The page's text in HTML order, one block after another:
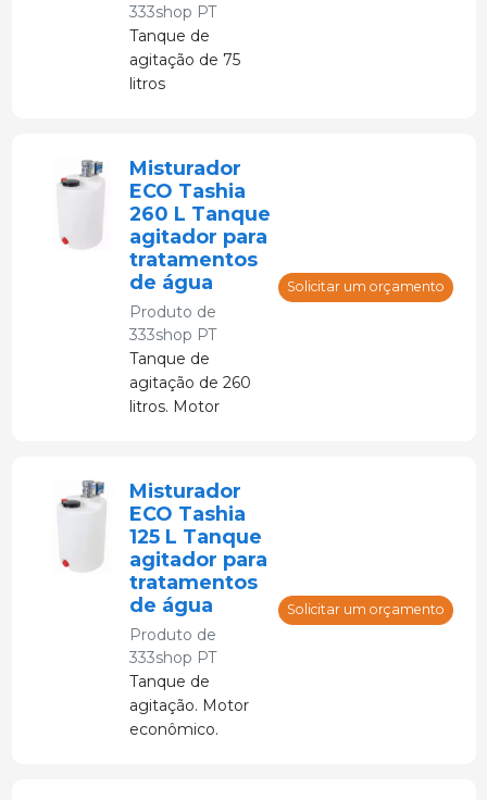
333shop PT
Tanque de
agitação de 75
litros
Misturador
ECO Tashia
260 L Tanque
agitador para
tratamentos
de água
Produto de
333shop PT
Tanque de
agitação de 260
litros. Motor
Solicitar um orçamento
Misturador
ECO Tashia
125 L Tanque
agitador para
tratamentos
de água
Produto de
333shop PT
Tanque de
agitação. Motor
econômico.
Solicitar um orçamento